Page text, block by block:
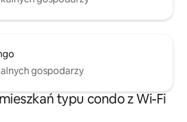
gospodarzy
typu condo z Wi-Fi